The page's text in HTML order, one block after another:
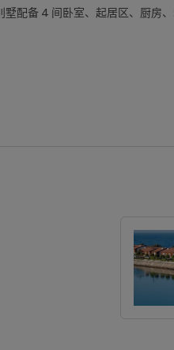
配备 4 间卧室、起居区、厨房